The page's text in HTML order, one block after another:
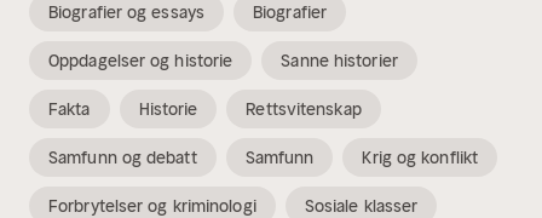
Biografier og essays Biografier
Oppdagelser og historie Sanne historier
Fakta Historie Rettsvitenskap
Samfunn og debatt Samfunn Krig og konflikt
Forbrytelser og kriminologi Sosiale klasser